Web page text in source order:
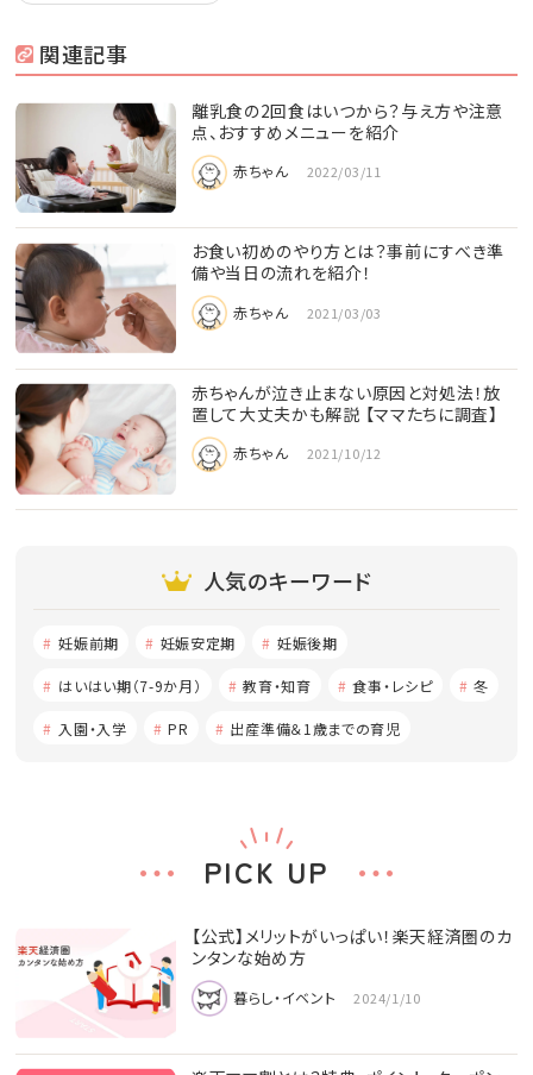
関連記事
離乳食の2回食はいつから？与え方や注意
点、おすすめメニューを紹介
赤ちゃん 2022/03/11
お食い初めのやり方とは？事前にすべき準
備や当日の流れを紹介！
赤ちゃん 2021/03/03
赤ちゃんが泣き止まない原因と対処法！放
置して大丈夫かも解説 【ママたちに調査】
赤ちゃん 2021/10/12
人気のキーワード
妊娠前期 妊娠安定期 妊娠後期
はいはい期（7-9か月） 教育・知育 食事・レシピ 冬
入園・入学 PR 出産準備＆1歳までの育児
PICK UP
【公式】メリットがいっぱい！楽天経済圏のカ
ンタンな始め方
暮らし・イベント 2024/1/10